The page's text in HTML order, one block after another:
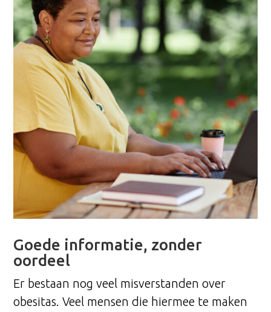
Goede informatie, zonder
oordeel
Er bestaan nog veel misverstanden over
obesitas. Veel mensen die hiermee te maken